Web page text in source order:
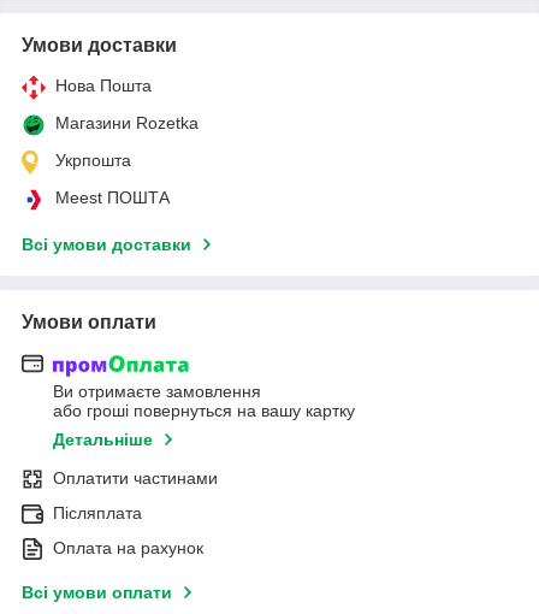
Умови доставки
Нова Пошта
Магазини Rozetka
Укрпошта
Meest ПОШТА
Всі умови доставки
Умови оплати
Ви отримаєте замовлення
або гроші повернуться на вашу картку
Детальніше
Оплатити частинами
Післяплата
Оплата на рахунок
Всі умови оплати